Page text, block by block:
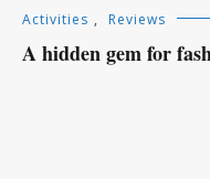
Activities , Reviews
A hidden gem for